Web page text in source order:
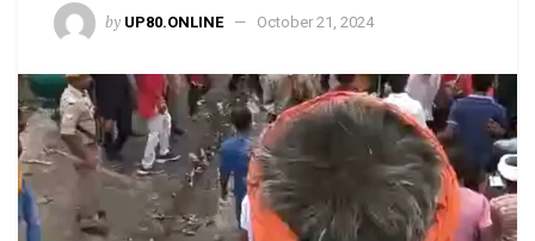
by UP80.ONLINE October 21, 2024